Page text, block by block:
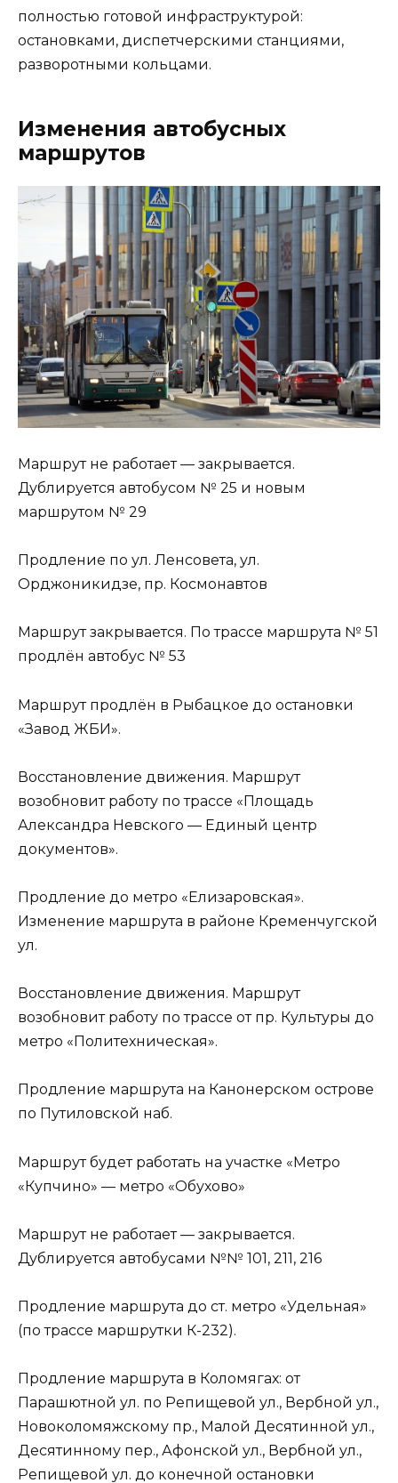
полностью готовой инфраструктурой:
остановками, диспетчерскими станциями,
разворотными кольцами.
Изменения автобусных
маршрутов
Маршрут не работает — закрывается.
Дублируется автобусом № 25 и новым
маршрутом № 29
Продление по ул. Ленсовета, ул.
Орджоникидзе, пр. Космонавтов
Маршрут закрывается. По трассе маршрута № 51
продлён автобус № 53
Маршрут продлён в Рыбацкое до остановки
«Завод ЖБИ».
Восстановление движения. Маршрут
возобновит работу по трассе «Площадь
Александра Невского — Единый центр
документов».
Продление до метро «Елизаровская».
Изменение маршрута в районе Кременчугской
ул.
Восстановление движения. Маршрут
возобновит работу по трассе от пр. Культуры до
метро «Политехническая».
Продление маршрута на Канонерском острове
по Путиловской наб.
Маршрут будет работать на участке «Метро
«Купчино» — метро «Обухово»
Маршрут не работает — закрывается.
Дублируется автобусами №№ 101, 211, 216
Продление маршрута до ст. метро «Удельная»
(по трассе маршрутки К-232).
Продление маршрута в Коломягах: от
Парашютной ул. по Репищевой ул., Вербной ул.,
Новоколомяжскому пр., Малой Десятинной ул.,
Десятинному пер., Афонской ул., Вербной ул.,
Репищевой ул. до конечной остановки